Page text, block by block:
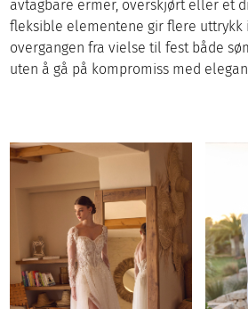
avtagbare ermer, overskjørt eller et
fleksible elementene gir flere uttrykk
overgangen fra vielse til fest både
uten å gå på kompromiss med